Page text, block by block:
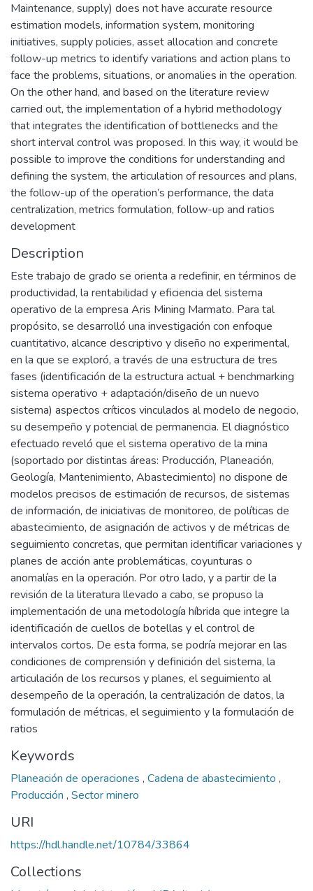
Maintenance, supply) does not have accurate resource
estimation models, information system, monitoring
initiatives, supply policies, asset allocation and concrete
follow-up metrics to identify variations and action plans to
face the problems, situations, or anomalies in the operation.
On the other hand, and based on the literature review
carried out, the implementation of a hybrid methodology
that integrates the identification of bottlenecks and the
short interval control was proposed. In this way, it would be
possible to improve the conditions for understanding and
defining the system, the articulation of resources and plans,
the follow-up of the operation’s performance, the data
centralization, metrics formulation, follow-up and ratios
development
Description
Este trabajo de grado se orienta a redefinir, en términos de
productividad, la rentabilidad y eficiencia del sistema
operativo de la empresa Aris Mining Marmato. Para tal
propósito, se desarrolló una investigación con enfoque
cuantitativo, alcance descriptivo y diseño no experimental,
en la que se exploró, a través de una estructura de tres
fases (identificación de la estructura actual + benchmarking
sistema operativo + adaptación/diseño de un nuevo
sistema) aspectos críticos vinculados al modelo de negocio,
su desempeño y potencial de permanencia. El diagnóstico
efectuado reveló que el sistema operativo de la mina
(soportado por distintas áreas: Producción, Planeación,
Geología, Mantenimiento, Abastecimiento) no dispone de
modelos precisos de estimación de recursos, de sistemas
de información, de iniciativas de monitoreo, de políticas de
abastecimiento, de asignación de activos y de métricas de
seguimiento concretas, que permitan identificar variaciones y
planes de acción ante problemáticas, coyunturas o
anomalías en la operación. Por otro lado, y a partir de la
revisión de la literatura llevado a cabo, se propuso la
implementación de una metodología híbrida que integre la
identificación de cuellos de botellas y el control de
intervalos cortos. De esta forma, se podría mejorar en las
condiciones de comprensión y definición del sistema, la
articulación de los recursos y planes, el seguimiento al
desempeño de la operación, la centralización de datos, la
formulación de métricas, el seguimiento y la formulación de
ratios
Keywords
Planeación de operaciones , Cadena de abastecimiento ,
Producción , Sector minero
URI
https://hdl.handle.net/10784/33864
Collections